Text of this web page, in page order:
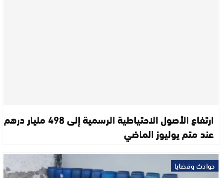
ارتفاع الأصول الاحتياطية الرسمية إلى 498 مليار درهم
عند متم يوليوز الماضي
حوادث وقضايا